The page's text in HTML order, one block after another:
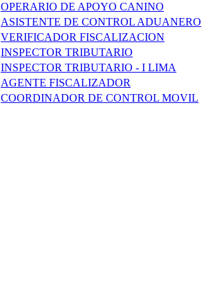
OPERARIO DE APOYO CANINO
ASISTENTE DE CONTROL ADUANERO
VERIFICADOR FISCALIZACION
INSPECTOR TRIBUTARIO
INSPECTOR TRIBUTARIO - I LIMA
AGENTE FISCALIZADOR
COORDINADOR DE CONTROL MOVIL